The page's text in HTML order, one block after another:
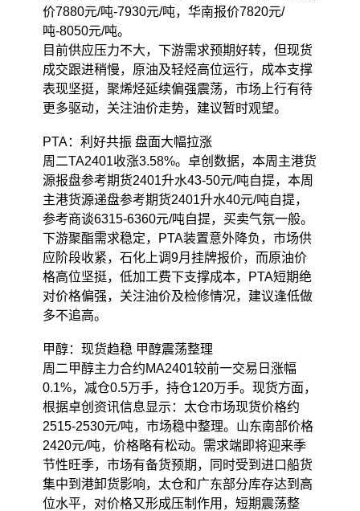
价7880元/吨-7930元/吨，华南报价7820元/
吨-8050元/吨。
目前供应压力不大，下游需求预期好转，但现货
成交跟进稍慢，原油及轻烃高位运行，成本支撑
表现坚挺，聚烯烃延续偏强震荡，市场上行有待
更多驱动，关注油价走势，建议暂时观望。
PTA：利好共振 盘面大幅拉涨
周二TA2401收涨3.58%。卓创数据，本周主港货
源报盘参考期货2401升水43-50元/吨自提，本周
主港货源递盘参考期货2401升水40元/吨自提，
参考商谈6315-6360元/吨自提，买卖气氛一般。
下游聚酯需求稳定，PTA装置意外降负，市场供
应阶段收紧，石化上调9月挂牌报价，而原油价
格高位坚挺，低加工费下支撑成本，PTA短期绝
对价格偏强，关注油价及检修情况，建议逢低做
多不追高。
甲醇：现货趋稳 甲醇震荡整理
周二甲醇主力合约MA2401较前一交易日涨幅
0.1%，减仓0.5万手，持仓120万手。现货方面，
根据卓创资讯信息显示：太仓市场现货价格约
2515-2530元/吨，市场稳中整理。山东南部价格
2420元/吨，价格略有松动。需求端即将迎来季
节性旺季，市场有备货预期，同时受到进口船货
集中到港卸货影响，太仓和广东部分库存达到高
位水平，对价格又形成压制作用，短期震荡整